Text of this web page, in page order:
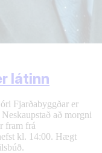
látinn
Fjarðabyggðar er
að morgni
fram frá
kl. 14:00. Hægt